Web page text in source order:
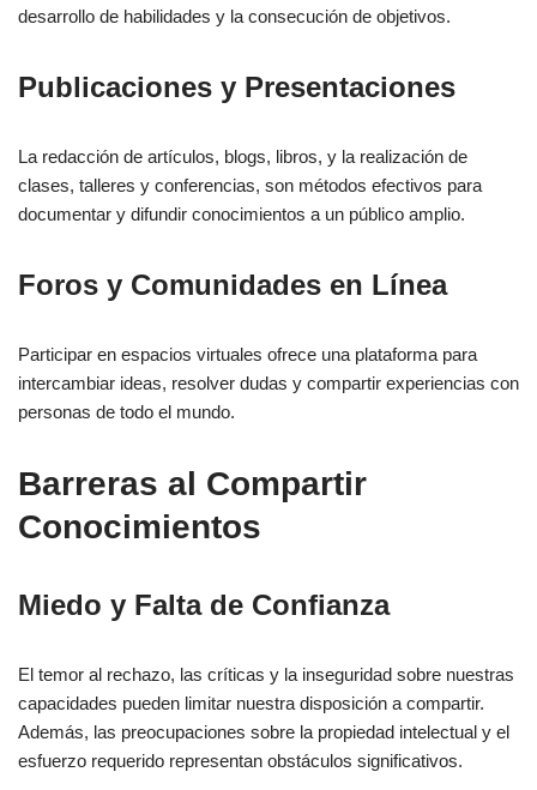
desarrollo de habilidades y la consecución de objetivos.
Publicaciones y Presentaciones
La redacción de artículos, blogs, libros, y la realización de
clases, talleres y conferencias, son métodos efectivos para
documentar y difundir conocimientos a un público amplio.
Foros y Comunidades en Línea
Participar en espacios virtuales ofrece una plataforma para
intercambiar ideas, resolver dudas y compartir experiencias con
personas de todo el mundo.
Barreras al Compartir
Conocimientos
Miedo y Falta de Confianza
El temor al rechazo, las críticas y la inseguridad sobre nuestras
capacidades pueden limitar nuestra disposición a compartir.
Además, las preocupaciones sobre la propiedad intelectual y el
esfuerzo requerido representan obstáculos significativos.